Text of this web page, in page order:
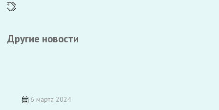
Другие новости
6 марта 2024